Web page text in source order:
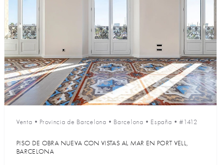
Venta • Provincia de Barcelona • Barcelona • España •#1412
PISO DE OBRA NUEVA CON VISTAS AL MAR EN PORT VELL,
BARCELONA